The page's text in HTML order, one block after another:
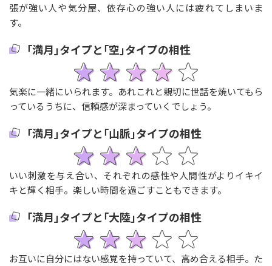
張が強い人や気分屋、依存心の強い人には疲れてしまいま
す。
｢満月｣タイプと｢空｣タイプの相性
気楽に一緒にいられます。あれこれと親切に世話を焼いてもら
っているうちに、信頼感が深まっていくでしょう。
｢満月｣タイプと｢山脈｣タイプの相性
いい刺激を与え合い、それぞれの感性や人間性がよりイキイ
キと輝く相手。楽しい時間を過ごすこともできます。
｢満月｣タイプと｢大陸｣タイプの相性
お互いに自分にはない感覚を持っていて、高め合える相手。た